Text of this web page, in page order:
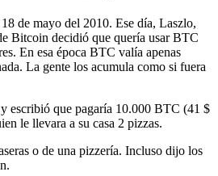
de mayo del 2010. Ese día, Laszlo,
Bitcoin decidió que quería usar BTC
En esa época BTC valía apenas
La gente los acumula como si fuera
escribió que pagaría 10.000 BTC (41 $
le llevara a su casa 2 pizzas.
o de una pizzería. Incluso dijo los